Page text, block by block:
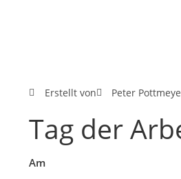
Erstellt von Peter
Tag der
Am